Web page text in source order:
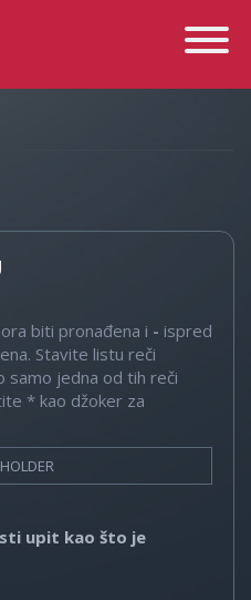
Toggle
biti pronađena i - ispred
Stavite listu reči
samo jedna od tih reči
* kao džoker za
upit kao što je